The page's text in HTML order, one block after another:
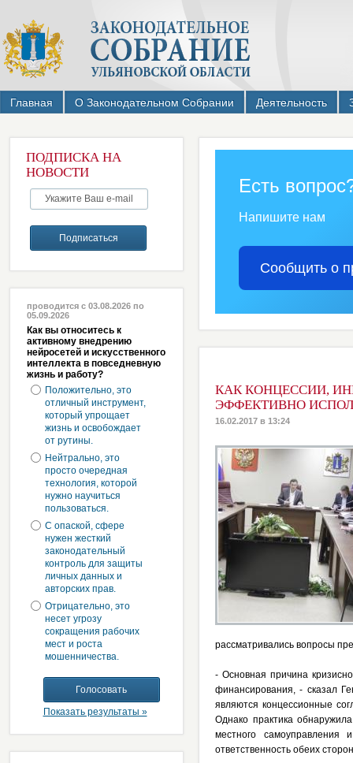
Главная О Законодательном Собрании Деятельность
ПОДПИСКА НА
НОВОСТИ
проводится с 03.08.2026 по
05.09.2026
Как вы относитесь к
активному внедрению
нейросетей и искусственного
интеллекта в повседневную
жизнь и работу?
Положительно, это
отличный инструмент,
который упрощает
жизнь и освобождает
от рутины.
Нейтрально, это
просто очередная
технология, которой
нужно научиться
пользоваться.
С опаской, сфере
нужен жесткий
законодательный
контроль для защиты
личных данных и
авторских прав.
Отрицательно, это
несет угрозу
сокращения рабочих
мест и роста
мошенничества.
Показать результаты »
Есть
Напишите нам
Сообщить о
КАК КОНЦЕССИИ,
ЭФФЕКТИВНО
16.02.2017 в 13:24
рассматривались вопросы
- Основная причина
финансирования, - сказал
являются концессионные
Однако практика
местного самоуправления
ответственность обеих